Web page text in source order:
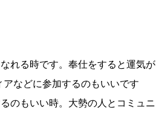
れる時です。奉仕をすると運気が
などに参加するのもいいです
のもいい時。大勢の人とコミュニ